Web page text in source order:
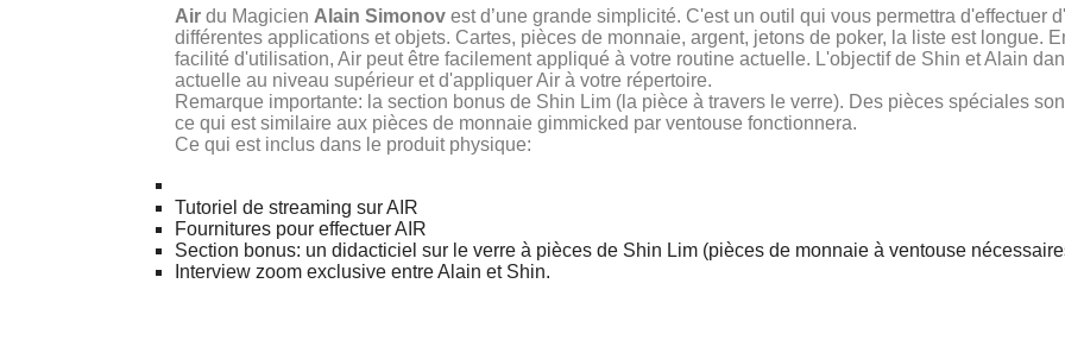
Air du Magicien Alain Simonov est d’une grande simplicité. C'est un outil qui vous permettra d'effectuer
différentes applications et objets. Cartes, pièces de monnaie, argent, jetons de poker, la liste est longue.
facilité d'utilisation, Air peut être facilement appliqué à votre routine actuelle. L'objectif de Shin et Alain
actuelle au niveau supérieur et d'appliquer Air à votre répertoire.
Remarque importante: la section bonus de Shin Lim (la pièce à travers le verre). Des pièces spéciales
ce qui est similaire aux pièces de monnaie gimmicked par ventouse fonctionnera.
Ce qui est inclus dans le produit physique:
Tutoriel de streaming sur AIR
Fournitures pour effectuer AIR
Section bonus: un didacticiel sur le verre à pièces de Shin Lim (pièces de monnaie à ventouse
Interview zoom exclusive entre Alain et Shin.